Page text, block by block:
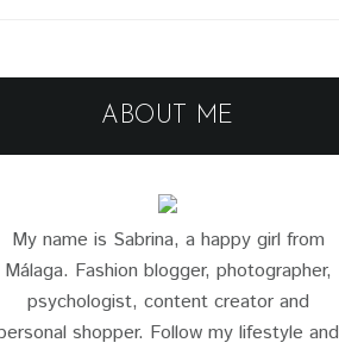
ABOUT ME
My name is Sabrina, a happy girl from
Málaga. Fashion blogger, photographer,
psychologist, content creator and
shopper. Follow my lifestyle and